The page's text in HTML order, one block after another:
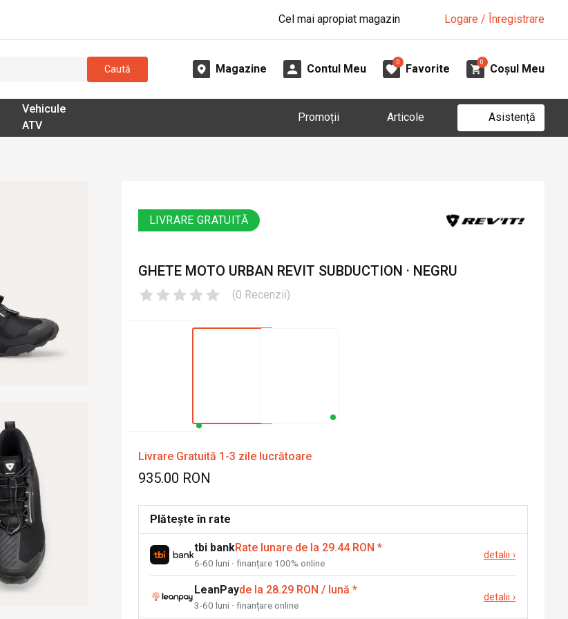
Cel mai apropiat magazin Logare / Înregistrare
Caută Magazine Contul Meu
0
Favorite
0
Coșul Meu
Vehicule
ATV
Promoții Articole Asistență
LIVRARE GRATUITĂ
GHETE MOTO URBAN REVIT SUBDUCTION · NEGRU
(0 Recenzii)
Livrare Gratuită 1-3 zile lucrătoare
935.00 RON
Plătește în rate
tbi bankRate lunare de la 29.44 RON *
6-60 luni · finanțare 100% online
detalii ›
LeanPayde la 28.29 RON / lună *
3-60 luni · finanțare online
detalii ›